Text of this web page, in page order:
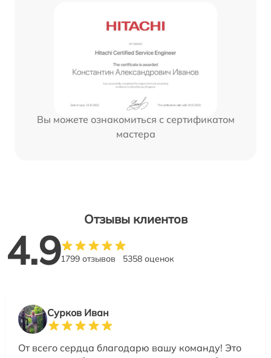
Вы можете ознакомиться с сертификатом
мастера
Отзывы клиентов
4.91799 отзывов 5358 оценок
Сурков Иван
От всего сердца благодарю вашу команду! Это